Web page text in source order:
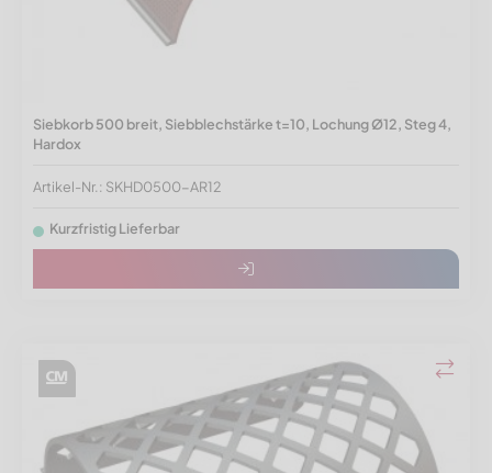
Siebkorb 500 breit, Siebblechstärke t=10, Lochung Ø12, Steg 4,
Hardox
Artikel-Nr.: SKHD0500-AR12
Kurzfristig Lieferbar